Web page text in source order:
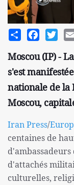
Share Facebook
Moscou (IP) -
s'est
nationale de la
Moscou,
Iran Press/
centaines de
d'attachés
culturelles,